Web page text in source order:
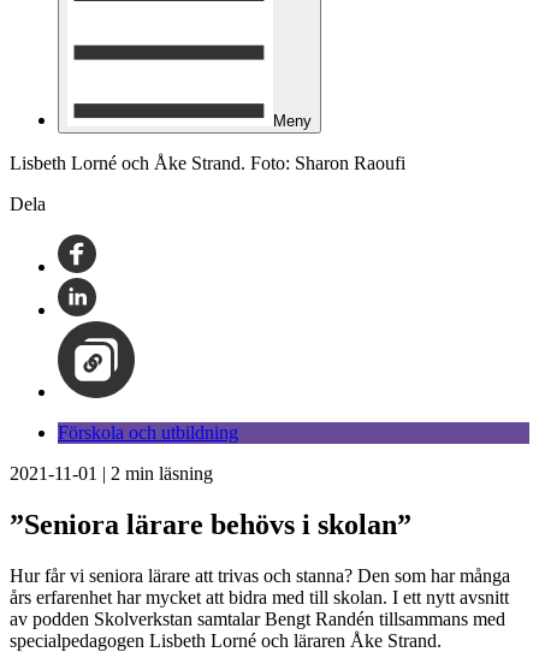
Meny
Lisbeth Lorné och Åke Strand. Foto: Sharon Raoufi
Dela
Förskola och utbildning
2021-11-01 | 2 min läsning
”Seniora lärare behövs i skolan”
Hur får vi seniora lärare att trivas och stanna? Den som har många
års erfarenhet har mycket att bidra med till skolan. I ett nytt avsnitt
av podden Skolverkstan samtalar Bengt Randén tillsammans med
specialpedagogen Lisbeth Lorné och läraren Åke Strand.